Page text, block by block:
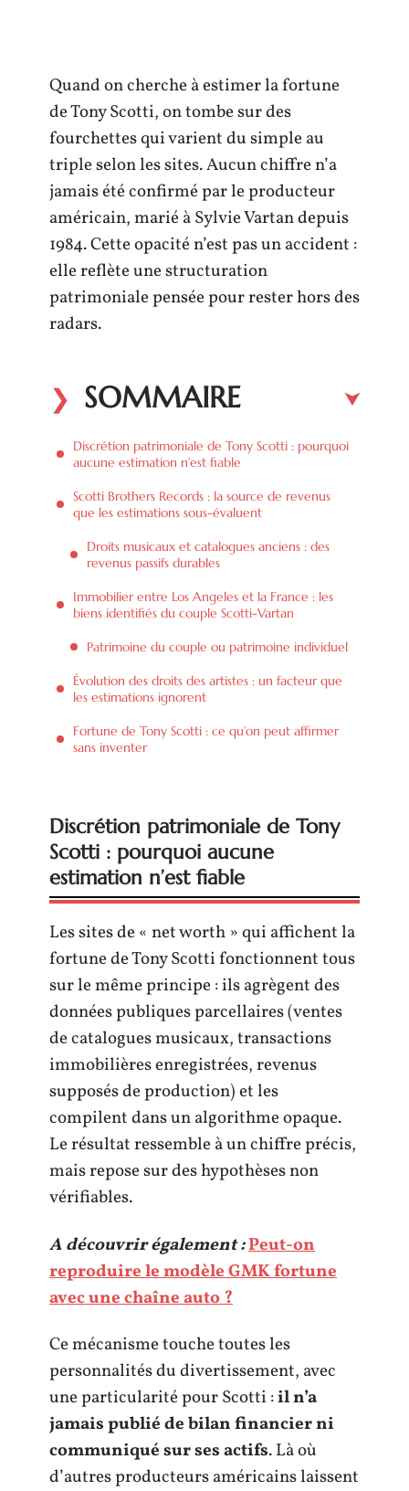
Quand on cherche à estimer la fortune
de Tony Scotti, on tombe sur des
fourchettes qui varient du simple au
triple selon les sites. Aucun chiffre n’a
jamais été confirmé par le producteur
américain, marié à Sylvie Vartan depuis
1984. Cette opacité n’est pas un accident :
elle reflète une structuration
patrimoniale pensée pour rester hors des
radars.
SOMMAIRE
Discrétion patrimoniale de Tony Scotti : pourquoi
aucune estimation n’est fiable
Scotti Brothers Records : la source de revenus
que les estimations sous-évaluent
Droits musicaux et catalogues anciens : des
revenus passifs durables
Immobilier entre Los Angeles et la France : les
biens identifiés du couple Scotti-Vartan
Patrimoine du couple ou patrimoine individuel
Évolution des droits des artistes : un facteur que
les estimations ignorent
Fortune de Tony Scotti : ce qu’on peut affirmer
sans inventer
Discrétion patrimoniale de Tony
Scotti : pourquoi aucune
estimation n’est fiable
Les sites de « net worth » qui affichent la
fortune de Tony Scotti fonctionnent tous
sur le même principe : ils agrègent des
données publiques parcellaires (ventes
de catalogues musicaux, transactions
immobilières enregistrées, revenus
supposés de production) et les
compilent dans un algorithme opaque.
Le résultat ressemble à un chiffre précis,
mais repose sur des hypothèses non
vérifiables.
A découvrir également :Peut-on
reproduire le modèle GMK fortune
avec une chaîne auto ?
Ce mécanisme touche toutes les
personnalités du divertissement, avec
une particularité pour Scotti :il n’a
jamais publié de bilan financier ni
communiqué sur ses actifs. Là où
d’autres producteurs américains laissent